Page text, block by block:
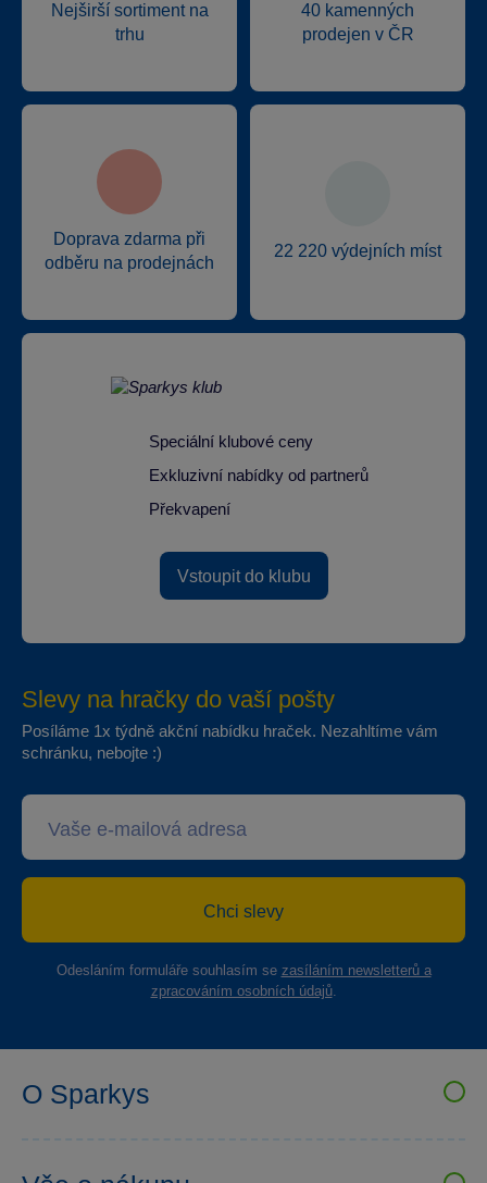
Nejširší sortiment na
trhu
40 kamenných
prodejen v ČR
Doprava zdarma při
odběru na prodejnách
22 220 výdejních míst
Speciální klubové ceny
Exkluzivní nabídky od partnerů
Překvapení
Vstoupit do klubu
Slevy na hračky do vaší pošty
Posíláme 1x týdně akční nabídku hraček. Nezahltíme vám
schránku, nebojte :)
Chci slevy
Odesláním formuláře souhlasím se zasíláním newsletterů a
zpracováním osobních údajů.
O Sparkys